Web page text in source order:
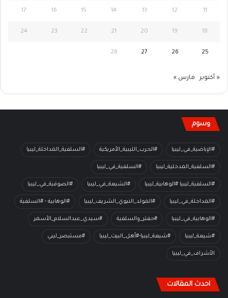
11
12
13
14
15
16
17
18
19
20
21
22
23
24
25
26
27
28
« أكتوبر مارس »
وسوم
#الإباضية_في_ليبيا #الحرب_الليبية_الأمريكية #السلفية_المداخلة_ليبيا
#السلفية_المدخلية_ليبيا #السلفية_في_ليبيا
#السلفية_ليبيا #الوهابية_ليبيا #الشيعة_في_ليبيا #الصوفية_في_ليبيا
#المداخلة_في_ليبيا #المولد_النبوي_الشريف_ليبيا #الوهابية - #السلفية
#الوهابية_في_ليبيا #حفتر_والسلفية #سيدي_عبدالسلام_الأسمر
#شيعة_ليبيا #شيعة_ليبيا-#أهل_البيت_ليبيا #مستبصر_ليبي
الأشراف_في_ليبيا
احدث المقالات